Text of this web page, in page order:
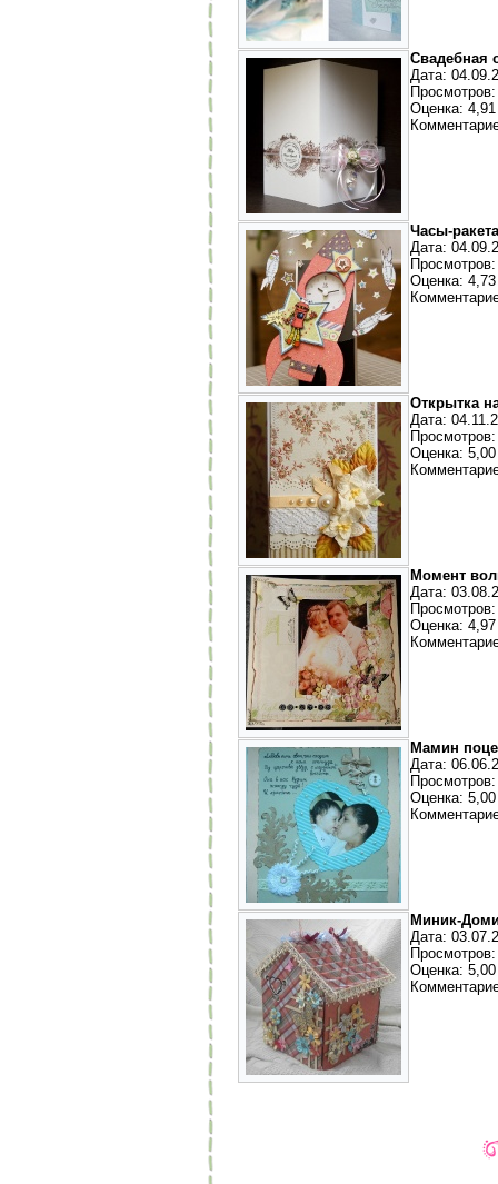
Свадебная
Дата:
Оценка:
Часы-ракета
Дата:
Оценка:
Открытка
Дата:
Оценка:
Момент
Дата:
Оценка:
Мамин
Дата:
Оценка:
Миник-
Дата:
Оценка: